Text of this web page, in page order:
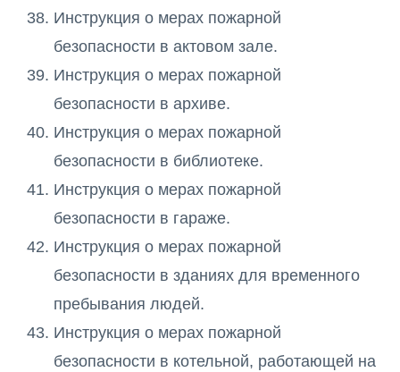
Инструкция о мерах пожарной
безопасности в актовом зале.
Инструкция о мерах пожарной
безопасности в архиве.
Инструкция о мерах пожарной
безопасности в библиотеке.
Инструкция о мерах пожарной
безопасности в гараже.
Инструкция о мерах пожарной
безопасности в зданиях для временного
пребывания людей.
Инструкция о мерах пожарной
безопасности в котельной, работающей на